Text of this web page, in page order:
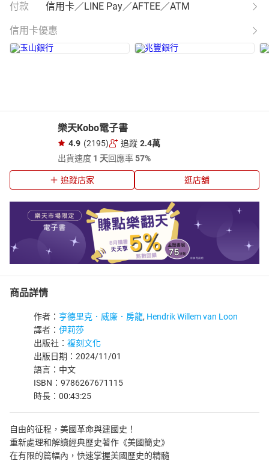
付款 信用卡／LINE Pay／AFTEE／ATM
信用卡優惠
樂天Kobo電子書
4.9 (2195) 追蹤 2.4萬
出貨速度 1 天回應率57%
追蹤店家 逛店舖
商品詳情
作者： 亨德里克．威廉．房龍, Hendrik Willem van Loon
譯者： 伊莉莎
出版社： 複刻文化
出版日期：2024/11/01
語言：中文
ISBN：9786267671115
時長：00:43:25
自由的征程，美國革命與建國史！
重新處理和解讀經典歷史著作《美國簡史》
在有限的篇幅內，快速掌握美國歷史的精髓